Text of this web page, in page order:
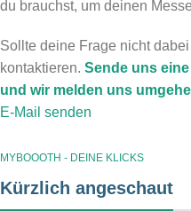
du brauchst, um deinen
Sollte deine Frage nicht
kontaktieren. Sende uns
und wir melden uns
E-Mail senden
MYBOOOTH - DEINE KLICKS
Kürzlich angeschaut